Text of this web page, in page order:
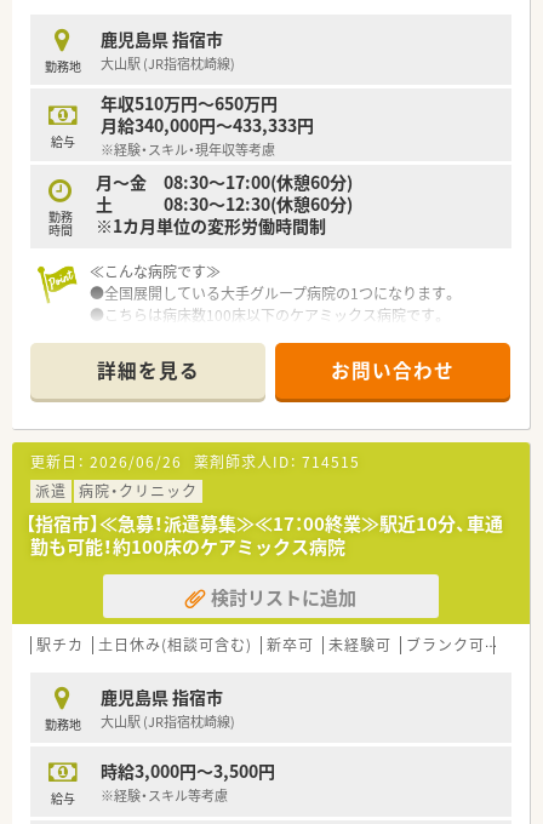
勤務地
鹿児島県 指宿市
大山駅 (JR指宿枕崎線)
給与
年収510万円～650万円
月給340,000円～433,333円
※経験・スキル・現年収等考慮
勤務
時間
月～金 08:30～17:00(休憩60分)
土 08:30～12:30(休憩60分)
※1カ月単位の変形労働時間制
≪こんな病院です≫
●全国展開している大手グループ病院の1つになります。
●こちらは病床数100床以下のケアミックス病院です。
協力しながら業務を行っております。
●各種手当や研修体制など、福利厚生が整っています。
●奨学金制度もございます。
詳細を見る お問い合わせ
更新日： 2026/06/26 薬剤師求人ID： 714515
派遣
病院・クリニック
【指宿市】≪急募！派遣募集≫≪17：00終業≫駅近10分、車通
勤も可能！約100床のケアミックス病院
検討リストに追加
駅チカ 土日休み(相談可含む) 新卒可 未経験可 ブランク可
勤務地
鹿児島県 指宿市
大山駅 (JR指宿枕崎線)
給与
時給3,000円～3,500円
※経験・スキル等考慮